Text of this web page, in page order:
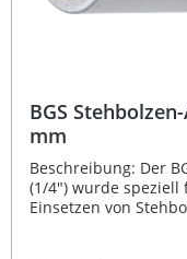
BGS
mm
Beschreibung: Der
(1/4") wurde speziell
Einsetzen von